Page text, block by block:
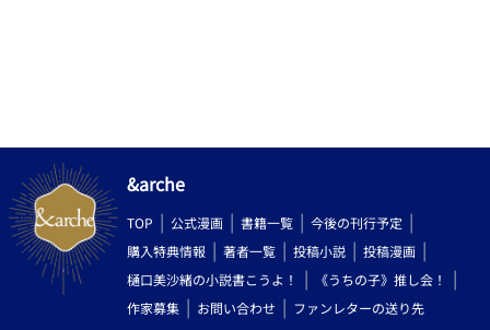
&arche
TOP 公式漫画 書籍一覧
今後の刊行予定
購入特典情報
著者一覧 投稿小説
投稿漫画
樋口美沙緒の小説書こうよ！
《うちの子》推し会！
作家募集
お問い合わせ ファンレターの送り先